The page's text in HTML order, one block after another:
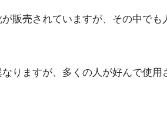
販売されていますが、その中でも
りますが、多くの人が好んで使用